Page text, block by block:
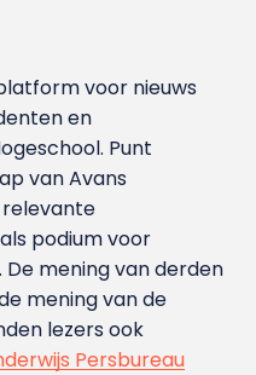
voor nieuws
en
Punt
van Avans
podium voor
mening van derden
mening van de
lezers ook
Persbureau